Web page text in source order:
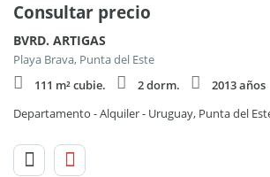
Consultar precio
BVRD. ARTIGAS
Playa Brava, Punta del Este
111 m² cubie.
2 dorm.
2013 años
Departamento - Alquiler - Uruguay, Punta del